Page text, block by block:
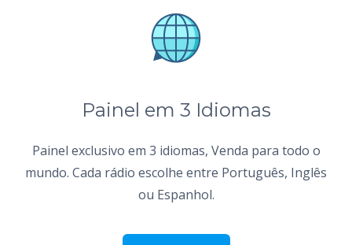
Painel em 3 Idiomas
Painel exclusivo em 3 idiomas, Venda para todo o
mundo. Cada rádio escolhe entre Português, Inglês
ou Espanhol.